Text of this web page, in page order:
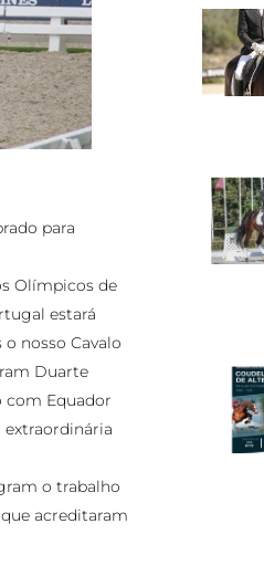
para
Olímpicos de
estará
nosso Cavalo
Duarte
com Equador
extraordinária
o trabalho
acreditaram